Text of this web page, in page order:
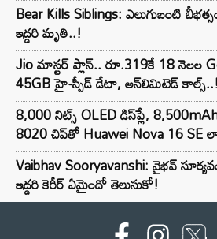
Bear Kills Siblings: ఎలుగుబంటి
ఇద్దరి మృతి..!
Jio మాస్టర్ ప్లాన్.. రూ.319కే 18 నెలల
45GB హై-స్పీడ్ డేటా, అన్⁭లిమిటెడ్ కాల్స్..!
8,000 నిట్స్ OLED డిస్‌ప్లే,
8020 చిప్‌తో Huawei Nova 16 SE
Vaibhav Sooryavanshi: వైభవ్
ఇద్దరి కెరీర్ ఏమైందో తెలుసుకో!